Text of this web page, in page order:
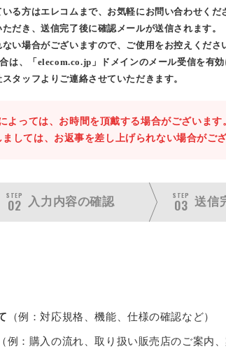
る方はエレコムまで、お気軽にお問い合わせくだ
だき、送信完了後に確認メールが送信されます。
い場合がございますので、ご使用をお控えくださ
は、「elecom.co.jp」ドメインのメール受信を有効
タッフよりご連絡させていただきます。
よっては、お時間を頂戴する場合がございます
しては、お返事を差し上げられない場合がござ
STEP
02 入力内容の確認
STEP
03 送信
（例：対応規格、機能、仕様の確認など）
（例：購入の流れ、取り扱い販売店のご案内